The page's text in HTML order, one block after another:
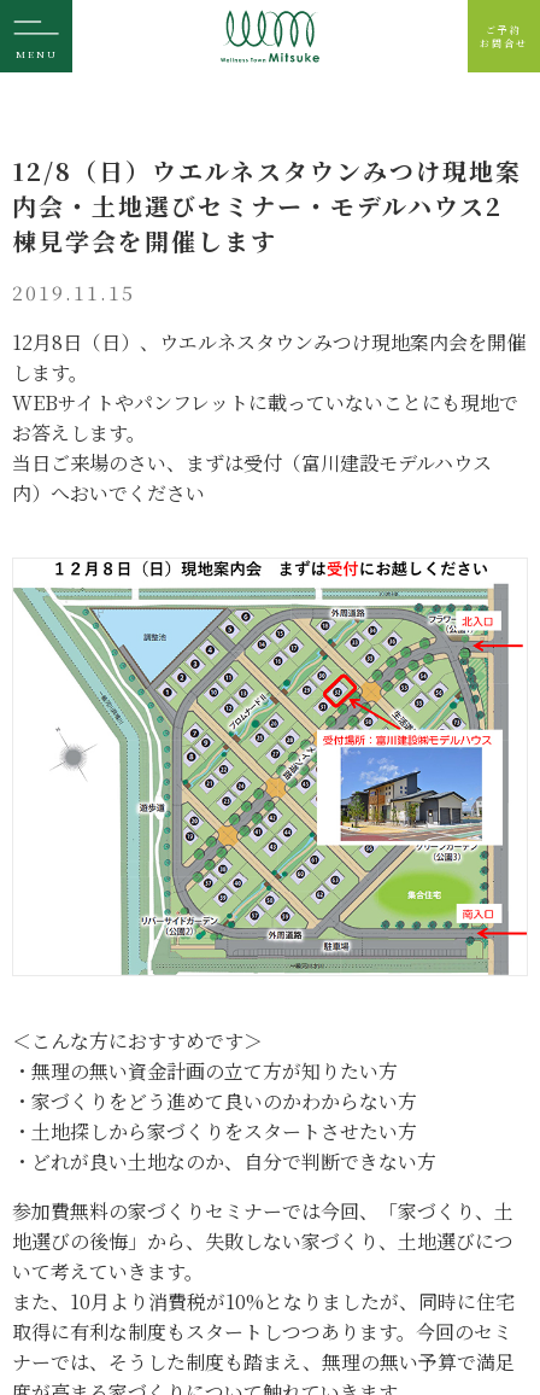
MENU
ご予約
お問合せ
12/8（日）ウエルネスタウンみつけ現地案
内会・土地選びセミナー・モデルハウス2
棟見学会を開催します
2019.11.15
12月8日（日）、ウエルネスタウンみつけ現地案内会を開催
します。
WEBサイトやパンフレットに載っていないことにも現地で
お答えします。
当日ご来場のさい、まずは受付（富川建設モデルハウス
内）へおいでください
＜こんな方におすすめです＞
・無理の無い資金計画の立て方が知りたい方
・家づくりをどう進めて良いのかわからない方
・土地探しから家づくりをスタートさせたい方
・どれが良い土地なのか、自分で判断できない方
参加費無料の家づくりセミナーでは今回、「家づくり、土
地選びの後悔」から、失敗しない家づくり、土地選びにつ
いて考えていきます。
また、10月より消費税が10%となりましたが、同時に住宅
取得に有利な制度もスタートしつつあります。今回のセミ
ナーでは、そうした制度も踏まえ、無理の無い予算で満足